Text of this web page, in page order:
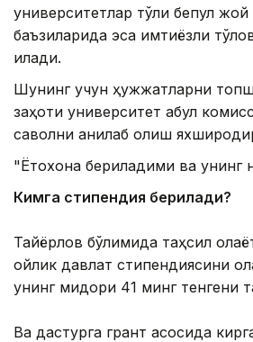
университетлар тўлиқ бепул жой
баъзиларида эса имтиёзли
қилади.
Шунинг учун ҳужжатларни
заҳоти университет қабул
саволни аниқлаб олиш
"Ётоқхона бериладими ва унинг
Кимга стипендия берилади?
Тайёрлов бўлимида таҳсил
ойлик давлат стипендиясини
унинг миқдори 41 минг тенгени
Ва дастурга грант асосида